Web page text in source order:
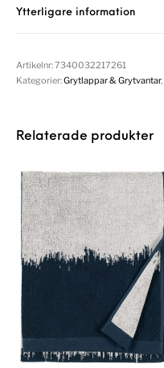
Ytterligare information
Artikelnr:7340032217261
Kategorier:Grytlappar & Grytvantar,
Relaterade produkter